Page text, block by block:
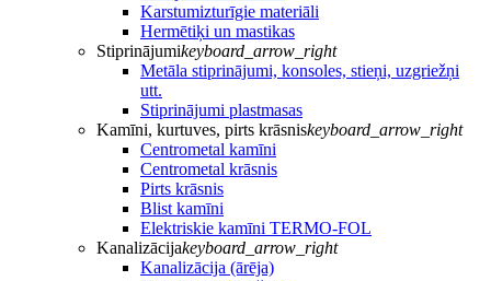
Karstumizturīgie materiāli
Hermētiķi un mastikas
Stiprinājumikeyboard_arrow_right
Metāla stiprinājumi, konsoles, stieņi, uzgriežņi
utt.
Stiprinājumi plastmasas
Kamīni, kurtuves, pirts krāsniskeyboard_arrow_right
Centrometal kamīni
Centrometal krāsnis
Pirts krāsnis
Blist kamīni
Elektriskie kamīni TERMO-FOL
Kanalizācijakeyboard_arrow_right
Kanalizācija (ārēja)